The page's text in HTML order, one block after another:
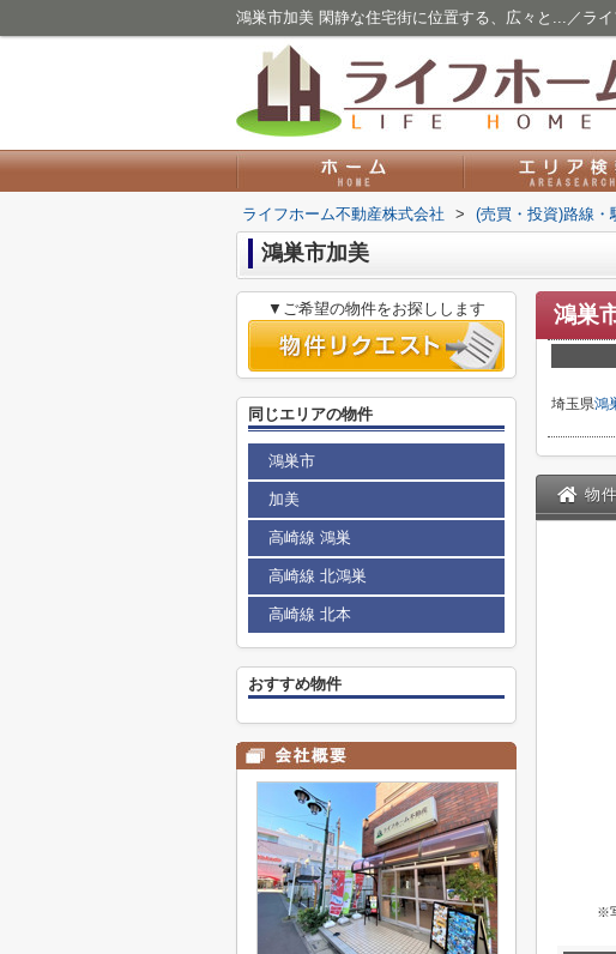
鴻巣市加美 閑静な住宅街に位置する、広々と...／ラ
ライフホーム不動産株式会社 > (売買・投資)路線・
鴻巣市加美
鴻巣
埼玉県鴻
物
※
▼ご希望の物件をお探しします
同じエリアの物件
鴻巣市
加美
高崎線 鴻巣
高崎線 北鴻巣
高崎線 北本
おすすめ物件